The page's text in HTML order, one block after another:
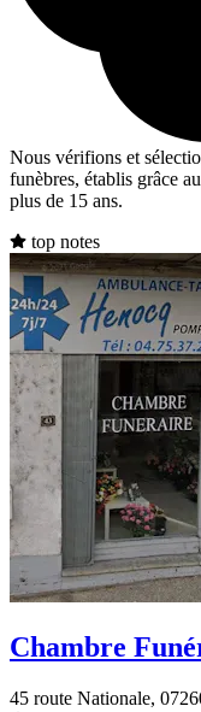
Nous vérifions et
funèbres, établis grâce
plus de 15 ans.
top notes
Chambre
45 route Nationale,